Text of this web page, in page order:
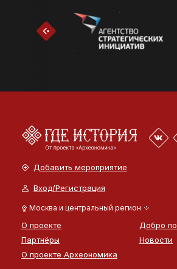
Добавить мероприятие
Вход/Регистрация
Москва и центральный регион
О проекте
Добро
Партнёры
Новости
О проекте Археономика